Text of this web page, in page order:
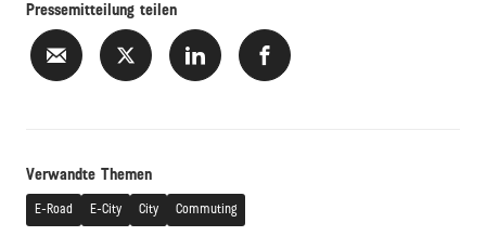
Pressemitteilung teilen
Verwandte Themen
E-Road E-City City Commuting